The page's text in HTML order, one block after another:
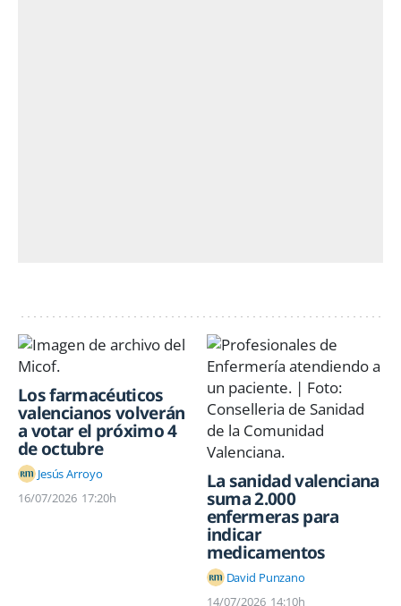
Los farmacéuticos
valencianos volverán
a votar el próximo 4
de octubre
Jesús Arroyo
16/07/2026 17:20h
La sanidad valenciana
suma 2.000
enfermeras para
indicar
medicamentos
David Punzano
14/07/2026 14:10h